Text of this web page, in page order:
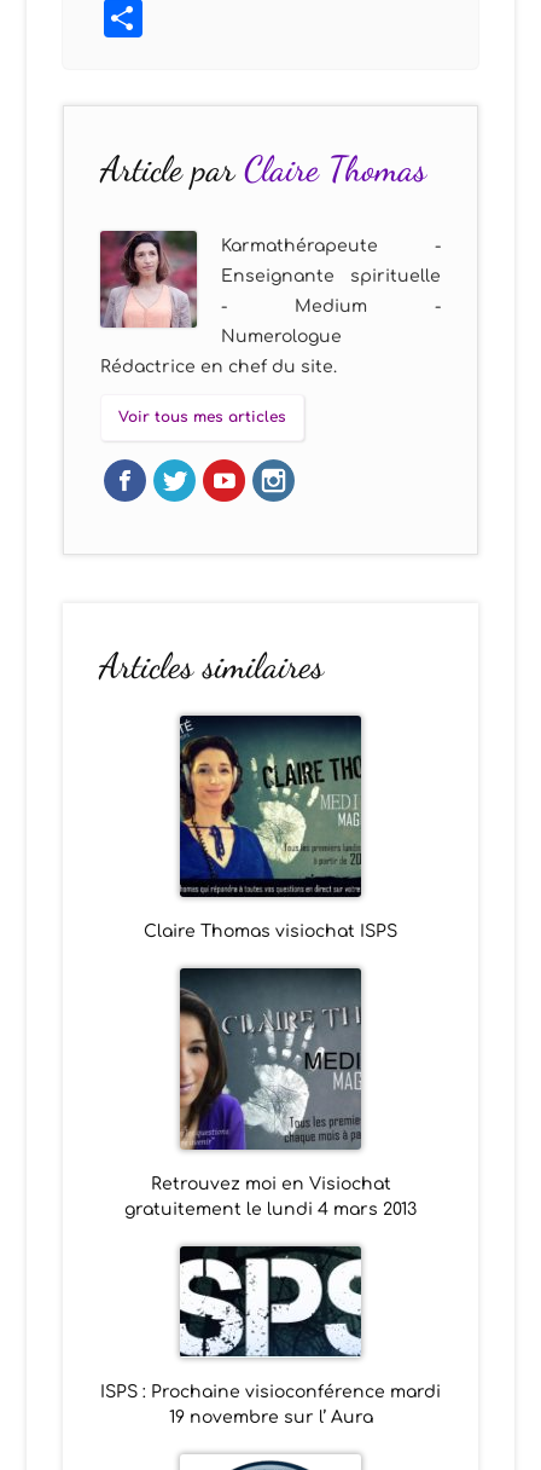
Article parClaire Thomas
Karmathérapeute -
Enseignante spirituelle
- Medium -
Numerologue
Rédactrice en chef du site.
Voir tous mes articles
Articles similaires
Claire Thomas visiochat ISPS
Retrouvez moi en Visiochat
gratuitement le lundi 4 mars 2013
ISPS : Prochaine visioconférence mardi
19 novembre sur l’ Aura